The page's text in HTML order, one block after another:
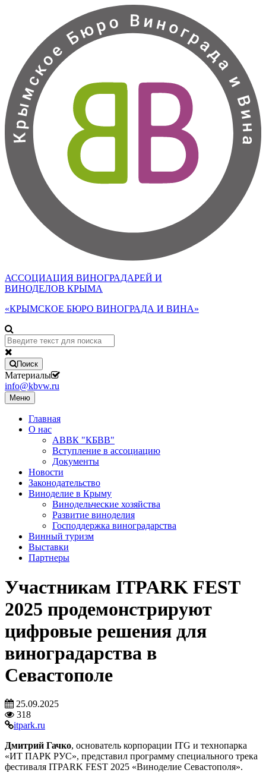
АССОЦИАЦИЯ ВИНОГРАДАРЕЙ И
ВИНОДЕЛОВ КРЫМА
«КРЫМСКОЕ БЮРО ВИНОГРАДА И ВИНА»
Поиск
Материалы
info@kbvw.ru
Меню
Главная
О нас
АВВК "КБВВ"
Вступление в ассоциацию
Документы
Новости
Законодательство
Виноделие в Крыму
Винодельческие хозяйства
Развитие виноделия
Господдержка виноградарства
Винный туризм
Выставки
Партнеры
Участникам ITPARK FEST
2025 продемонстрируют
цифровые решения для
виноградарства в
Севастополе
25.09.2025
318
itpark.ru
Дмитрий Гачко, основатель корпорации ITG и технопарка
«ИТ ПАРК РУС», представил программу специального трека
фестиваля ITPARK FEST 2025 «Виноделие Севастополя».